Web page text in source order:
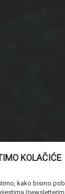
KOLAČIĆE
kako bismo